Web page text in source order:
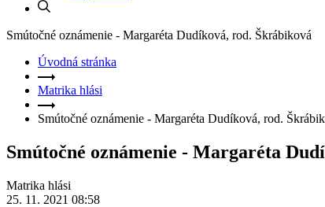
Smútočné oznámenie - Margaréta Dudíková, rod. Škrábiková
Úvodná stránka
Matrika hlási
Smútočné oznámenie - Margaréta Dudíková, rod.
Smútočné oznámenie - Margaréta
Matrika hlási
25. 11. 2021 08:58